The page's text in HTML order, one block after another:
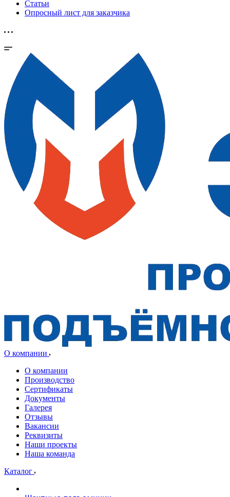
Статьи
Опросный лист для заказчика
О компании
О компании
Производство
Сертификаты
Документы
Галерея
Отзывы
Вакансии
Реквизиты
Наши проекты
Наша команда
Каталог